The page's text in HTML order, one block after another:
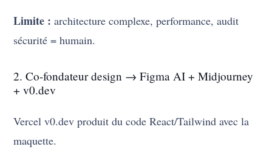
Limite : architecture complexe, performance, audit
sécurité = humain.
2. Co-fondateur design → Figma AI + Midjourney
+ v0.dev
Vercel v0.dev produit du code React/Tailwind avec la
maquette.